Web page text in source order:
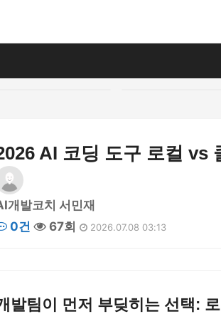
AI 코딩 도구 로컬 vs
개발코치 서민재
0건
67회 2026.07.08 03:13
발팀이 먼저 부딪히는 선택: